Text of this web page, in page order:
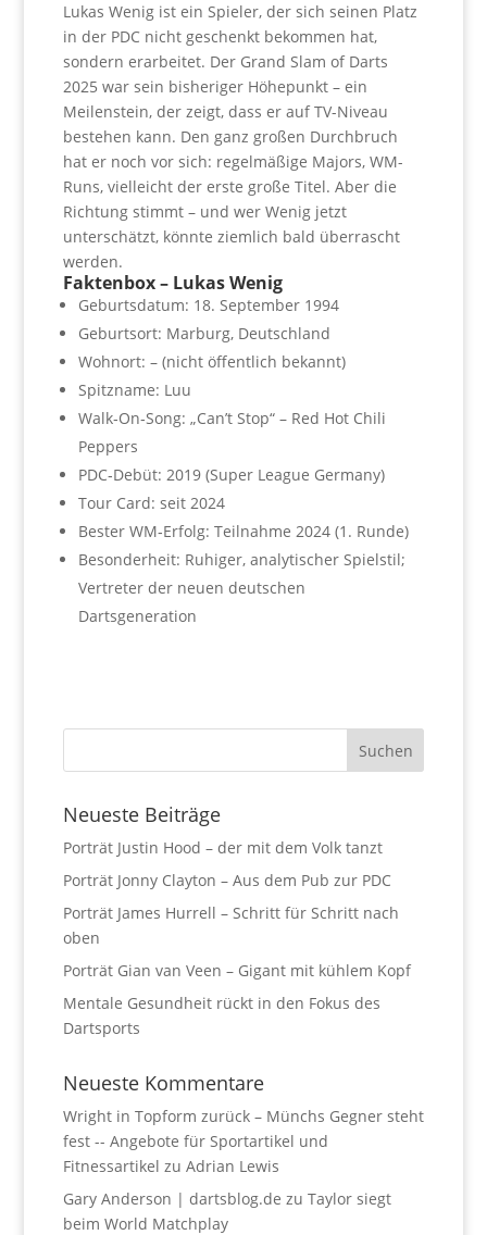
Lukas Wenig ist ein Spieler, der sich seinen Platz
in der PDC nicht geschenkt bekommen hat,
sondern erarbeitet. Der Grand Slam of Darts
2025 war sein bisheriger Höhepunkt – ein
Meilenstein, der zeigt, dass er auf TV-Niveau
bestehen kann. Den ganz großen Durchbruch
hat er noch vor sich: regelmäßige Majors, WM-
Runs, vielleicht der erste große Titel. Aber die
Richtung stimmt – und wer Wenig jetzt
unterschätzt, könnte ziemlich bald überrascht
werden.
Faktenbox – Lukas Wenig
Geburtsdatum: 18. September 1994
Geburtsort: Marburg, Deutschland
Wohnort: – (nicht öffentlich bekannt)
Spitzname: Luu
Walk‑On‑Song: „Can’t Stop“ – Red Hot Chili
Peppers
PDC‑Debüt: 2019 (Super League Germany)
Tour Card: seit 2024
Bester WM‑Erfolg: Teilnahme 2024 (1. Runde)
Besonderheit: Ruhiger, analytischer Spielstil;
Vertreter der neuen deutschen
Dartsgeneration
Neueste Beiträge
Porträt Justin Hood – der mit dem Volk tanzt
Porträt Jonny Clayton – Aus dem Pub zur PDC
Porträt James Hurrell – Schritt für Schritt nach
oben
Porträt Gian van Veen – Gigant mit kühlem Kopf
Mentale Gesundheit rückt in den Fokus des
Dartsports
Neueste Kommentare
Wright in Topform zurück – Münchs Gegner steht
fest -- Angebote für Sportartikel und
Fitnessartikel zu Adrian Lewis
Gary Anderson | dartsblog.de zu Taylor siegt
beim World Matchplay